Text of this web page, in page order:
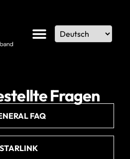
Fragen
FAQ
STARLINK